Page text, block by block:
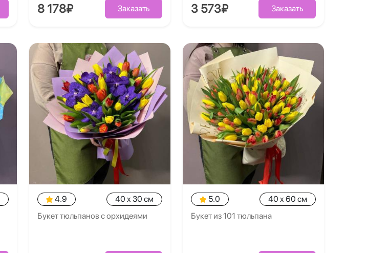
8 178₽ Заказать 3 573₽ Заказать
4.9
40 x 30 см
Букет тюльпанов с орхидеями
5.0
40 x 60 см
Букет из 101 тюльпана